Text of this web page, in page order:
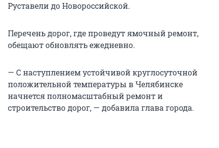
Руставели до Новороссийской.
Перечень дорог, где проведут ямочный ремонт,
обещают обновлять ежедневно.
— С наступлением устойчивой круглосуточной
положительной температуры в Челябинске
начнется полномасштабный ремонт и
строительство дорог, — добавила глава города.